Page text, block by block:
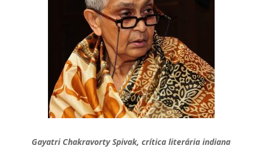
Gayatri Chakravorty Spivak, crítica literária indiana